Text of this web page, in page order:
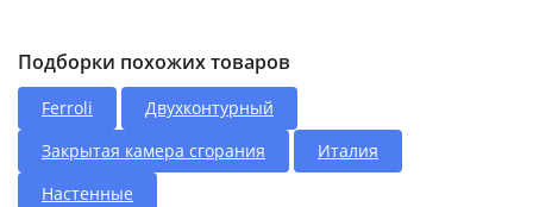
Подборки похожих товаров
Ferroli
Двухконтурный
Закрытая камера сгорания
Италия
Настенные